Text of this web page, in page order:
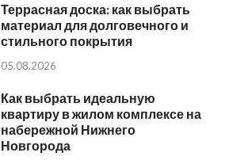
Террасная доска: как выбрать
материал для долговечного и
стильного покрытия
05.08.2026
Как выбрать идеальную
квартиру в жилом комплексе на
набережной Нижнего
Новгорода